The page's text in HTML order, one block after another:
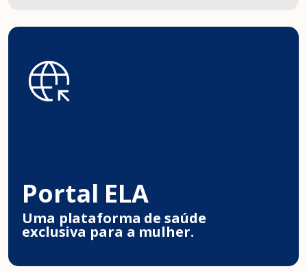
Portal ELA
Uma plataforma de saúde
exclusiva para a mulher.